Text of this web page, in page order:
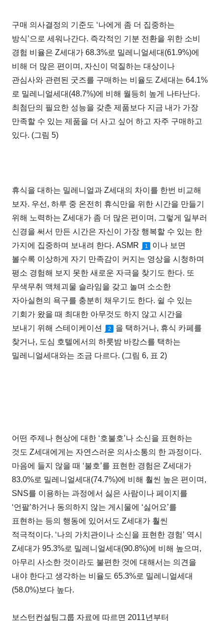
구매 의사결정의 기준도 ‘나에게 좀 더 집중하는
방식’으로 세워나간다. 즉각적인 기분 전환을 위한 소비
경험 비율은 Z세대가 68.3%로 밀레니얼세대(61.9%)에
비해 더 많은 편이며, 자신이 덕질하는 대상이나
관심사와 관련된 굿즈를 구매하는 비율도 Z세대는 64.1%
로 밀레니얼세대(48.7%)에 비해 월등히 높게 나타난다.
최첨단의 필요한 성능을 갖춘 제품보다 지금 내가 가장
만족할 수 있는 제품을 더 사고 싶어 하고 자주 구매하고
있다. (그림 5)
휴식을 대하는 밀레니얼과 Z세대의 차이를 한번 비교해
보자. 우선, 하루 중 온전히 휴식만을 위한 시간을 만들기
위해 노력하는 Z세대가 좀 더 많은 편이며, 그렇게 일부러
신경을 써서 만든 시간은 자신이 가장 행복할 수 있는 한
가지에 집중하며 보내려 한다. ASMR
1
이나 보면
볼수록 이상하게 자기 만족감이 커지는 영상을 시청하며
평소 경험해 보지 못한 새로운 자극을 찾기도 한다. 또
무색무취 액체괴물 슬라임을 갖고 놀며 소소한
자아실현의 욕구를 충분히 채우기도 한다. 쉴 수 있는
기회가 왔을 때 최대한 아무것도 하지 않고 시간을
보내기 위해 스테이케이션
2
을 택하거나, 휴식 카페를
찾거나, 도심 호텔에서의 하룻밤 바캉스를 택하는
밀레니얼세대와는 조금 다르다. (그림 6, 표 2)
어떤 주제나 현상에 대한 ‘호불호’나 소신을 표현하는
것도 Z세대에게는 자연스러운 의사소통의 한 과정이다.
마음에 들지 않을 때 ‘불호’를 표현한 경험은 Z세대가
83.0%로 밀레니얼세대(74.7%)에 비해 훨씬 높은 편이며,
SNS를 이용하는 과정에서 싫은 사람이나 페이지를
‘언팔’하거나 동의하지 않는 게시물에 ‘싫어요’를
표현하는 등의 행동에 있어서도 Z세대가 훨씬
적극적이다. ‘나의 가치관이나 소신을 표현한 경험’ 역시
Z세대가 95.3%로 밀레니얼세대(90.8%)에 비해 높으며,
아무리 사소한 것이라도 불편한 것에 대해서는 의견을
내야 한다고 생각하는 비율도 65.3%로 밀레니얼세대
(58.0%)보다 높다.
보스턴컨설팅그룹 자료에 따르면 2011년부터